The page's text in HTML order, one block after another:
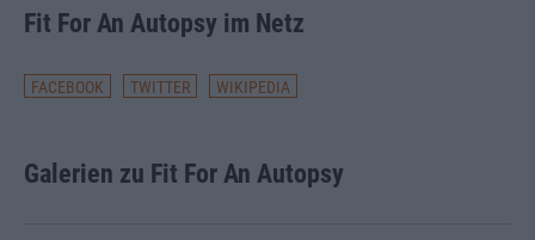
Fit For An Autopsy im Netz
FACEBOOK TWITTER WIKIPEDIA
Galerien zu Fit For An Autopsy